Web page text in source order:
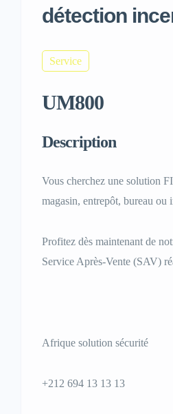
détection
Service
UM800
Description
Vous cherchez une solution
magasin, entrepôt, bureau ou
Profitez dès maintenant de
Service Après-Vente (SAV)
Afrique solution sécurité
+212 694 13 13 13